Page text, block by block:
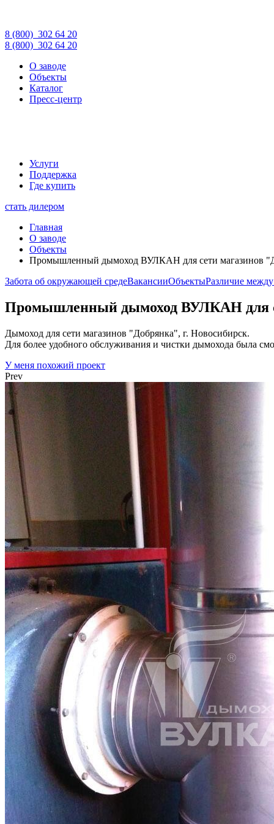
8 (800) 302 64 20
8 (800) 302 64 20
О заводе
Объекты
Каталог
Пресс-центр
Услуги
Поддержка
Где купить
стать дилером
Главная
О заводе
Объекты
Промышленный дымоход ВУЛКАН для сети магазинов
Забота об окружающей средеВакансииОбъектыРазличие
Промышленный дымоход ВУЛКАН для
Дымоход для сети магазинов "Добрянка", г. Новосибирск.
Для более удобного обслуживания и чистки дымохода была
У меня похожий проект
Prev